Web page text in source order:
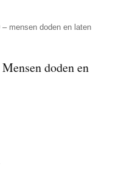
mensen doden en laten
doden en